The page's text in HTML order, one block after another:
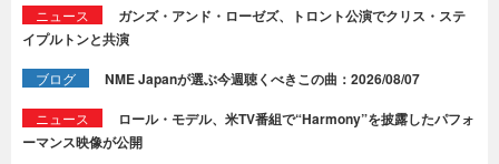
ニュース
ガンズ・アンド・ローゼズ、トロント公演でクリス・ステ
イプルトンと共演
ブログ NME Japanが選ぶ今週聴くべきこの曲：2026/08/07
ニュース
ロール・モデル、米TV番組で“Harmony”を披露したパフォ
ーマンス映像が公開